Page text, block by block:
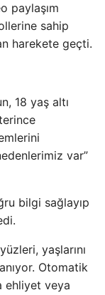
paylaşım
sahip
harekete geçti.
18 yaş altı
var”
bilgi sağlayıp
yaşlarını
Otomatik
ehliyet veya